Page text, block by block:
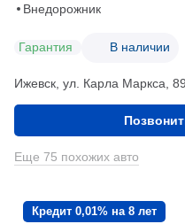
Внедорожник
Гарантия В наличии
Ижевск, ул. Карла Маркса, 89
Еще 75 похожих авто
Кредит 0,01% на 8 лет